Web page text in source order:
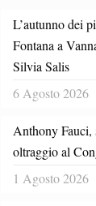
L’autunno dei
Fontana a
Silvia Salis
6 Agosto 2026
Anthony Fauci,
oltraggio al
1 Agosto 2026